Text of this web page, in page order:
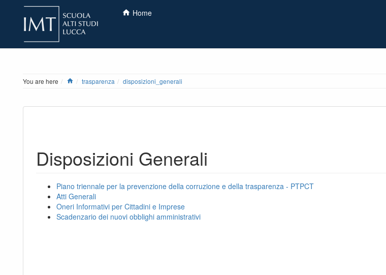
Home
You are here Home
trasparenza disposizioni_generali
Disposizioni Generali
Piano triennale per la prevenzione della corruzione e della trasparenza - PTPCT
Atti Generali
Oneri Informativi per Cittadini e Imprese
Scadenzario dei nuovi obblighi amministrativi